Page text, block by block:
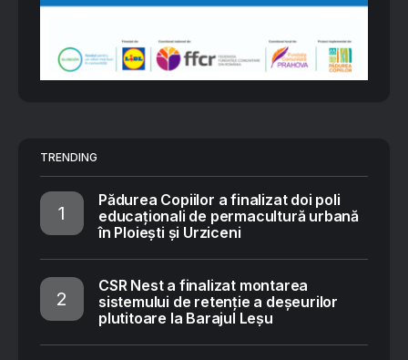
TRENDING
Pădurea Copiilor a finalizat doi poli
educaționali de permacultură urbană
în Ploiești și Urziceni
CSR Nest a finalizat montarea
sistemului de retenție a deșeurilor
plutitoare la Barajul Leșu